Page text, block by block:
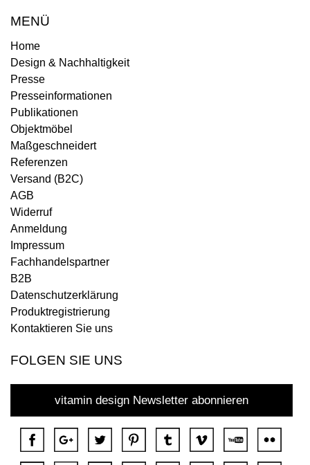
MENÜ
Home
Design & Nachhaltigkeit
Presse
Presseinformationen
Publikationen
Objektmöbel
Maßgeschneidert
Referenzen
Versand (B2C)
AGB
Widerruf
Anmeldung
Impressum
Fachhandelspartner
B2B
Datenschutzerklärung
Produktregistrierung
Kontaktieren Sie uns
FOLGEN SIE UNS
vitamin design Newsletter abonnieren